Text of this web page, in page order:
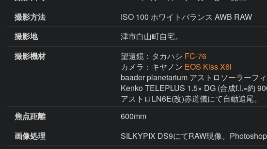
撮影方法
ISO 100 ホワイトバランス AWB RAW
撮影地
津市白山町自宅。
撮影機材
望遠鏡：タカハシ FC-76
カメラ：キヤノン EOS Kiss X6i
baader planetarium アストロソーラーフ
Kenko TELEPLUS 1.5× DG (合成f.l.=約
アストロLN6E(改)赤道儀にて自動追尾。
焦点距離
600mm
画像処理
SILKYPIX DS9にてRAW現像。